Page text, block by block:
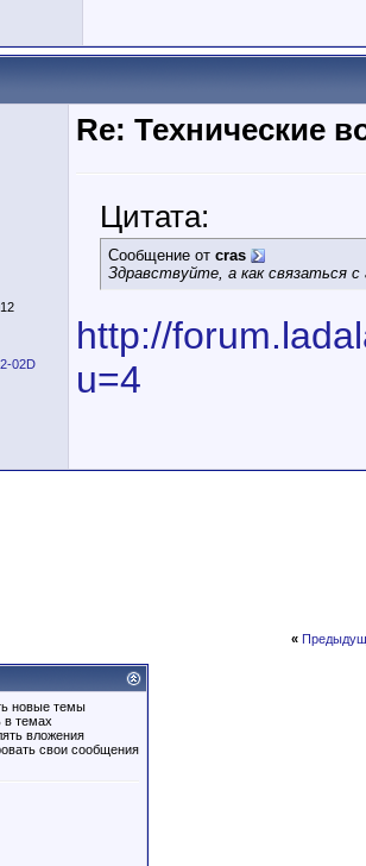
02D
Re: Технические
Цитата:
Сообщение от cras
Здравствуйте, а как связаться с
http://
u=4
«
новые темы
в темах
вложения
свои сообщения